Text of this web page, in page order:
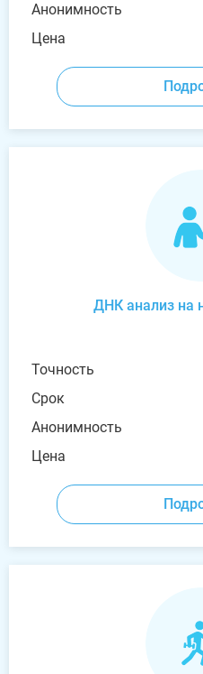
Анонимность
Цена
ДНК анализ на
Точность
Срок
Анонимность
Цена